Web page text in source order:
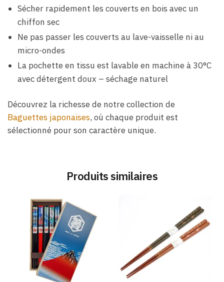
Sécher rapidement les couverts en bois avec un
chiffon sec
Ne pas passer les couverts au lave-vaisselle ni au
micro-ondes
La pochette en tissu est lavable en machine à 30°C
avec détergent doux – séchage naturel
Découvrez la richesse de notre collection de
Baguettes japonaises, où chaque produit est
sélectionné pour son caractère unique.
Produits similaires